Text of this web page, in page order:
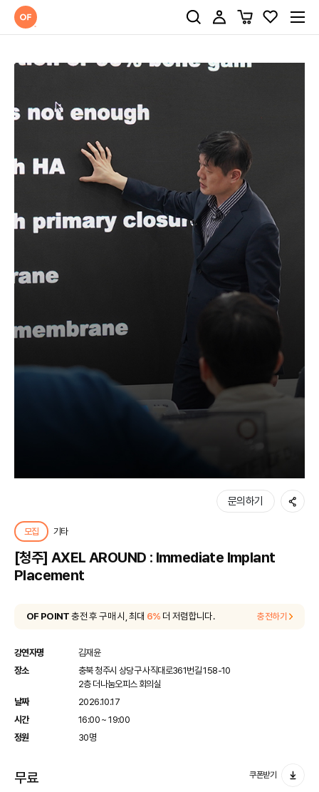
문의하기 공
모집 기타
[청주] AXEL AROUND : Immediate Implant
Placement
OF POINT충전 후 구매 시, 최대 6% 더 저렴합니다. 충전하기
강연자명
김재윤
장소
충북 청주시 상당구 사직대로361번길 158-10
2층 더나눔오피스 회의실
날짜
2026.10.17
시간
16:00 ~ 19:00
정원
30명
무료 쿠폰받기